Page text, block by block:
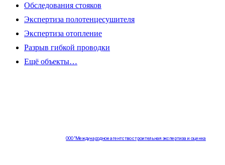
Обследования стояков
Экспертиза полотенцесушителя
Экспертиза отопление
Разрыв гибкой проводки
Ещё объекты…
ООО "Международное агентство строительная экспертиза и оценка